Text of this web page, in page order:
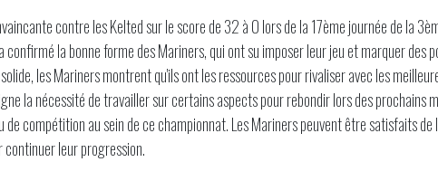
contre les Kelted sur le score de 32 à 0 lors de la 17ème journée de la
la bonne forme des Mariners, qui ont su imposer leur jeu et marquer des
les Mariners montrent qu'ils ont les ressources pour rivaliser avec les
la nécessité de travailler sur certains aspects pour rebondir lors des prochains
compétition au sein de ce championnat. Les Mariners peuvent être satisfaits
leur progression.